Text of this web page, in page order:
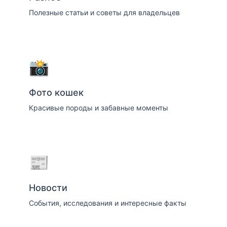
Полезные статьи и советы для владельцев
📸
Фото кошек
Красивые породы и забавные моменты
📰
Новости
События, исследования и интересные факты